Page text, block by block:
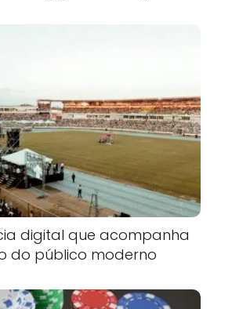
digital que acompanha
do público moderno